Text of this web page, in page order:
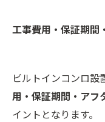
工事費用・保証期間
ビルトインコンロ設
用・保証期間・アフ
イントとなります。